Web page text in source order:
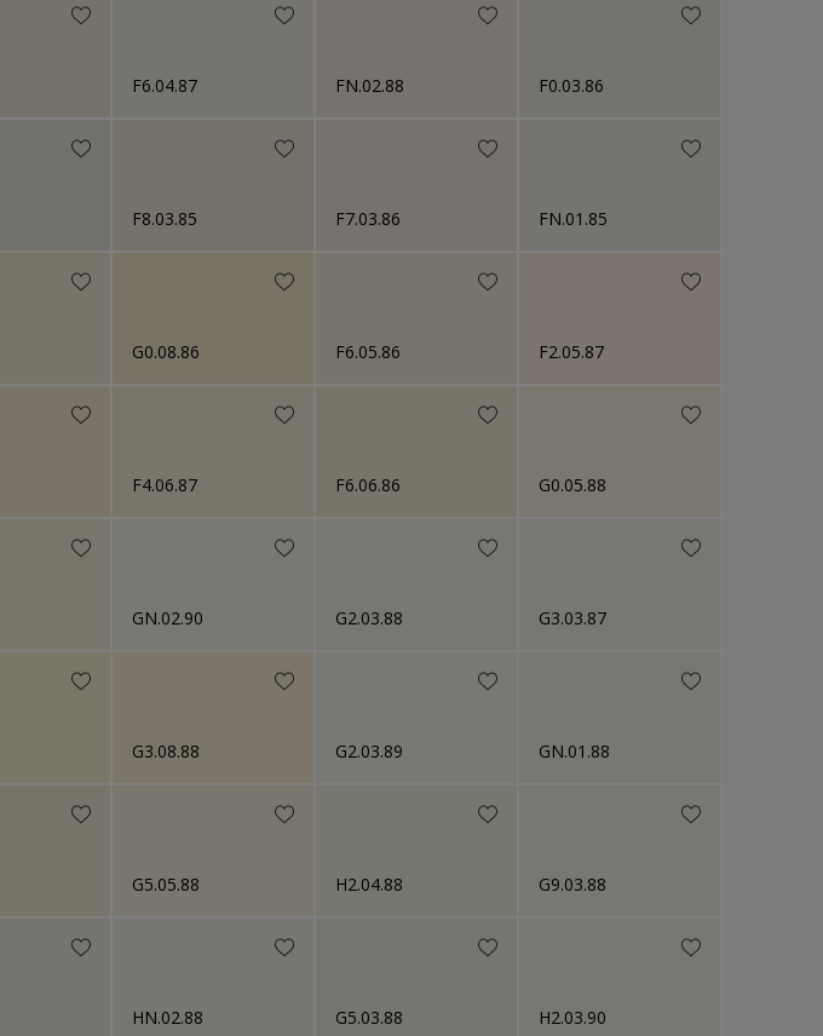
F6.04.87 FN.02.88 F0.03.86
F8.03.85 F7.03.86 FN.01.85
G0.08.86 F6.05.86 F2.05.87
F4.06.87 F6.06.86 G0.05.88
GN.02.90 G2.03.88 G3.03.87
G3.08.88 G2.03.89 GN.01.88
G5.05.88 H2.04.88 G9.03.88
HN.02.88 G5.03.88 H2.03.90